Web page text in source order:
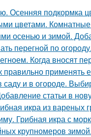
Осенняя подкормка
цветами.
осенью и зимой.
перегной по
Когда вносят
правильно применять
саду и в огороде.
статьи в
икра из вареных
Грибная икра с
крупномеров